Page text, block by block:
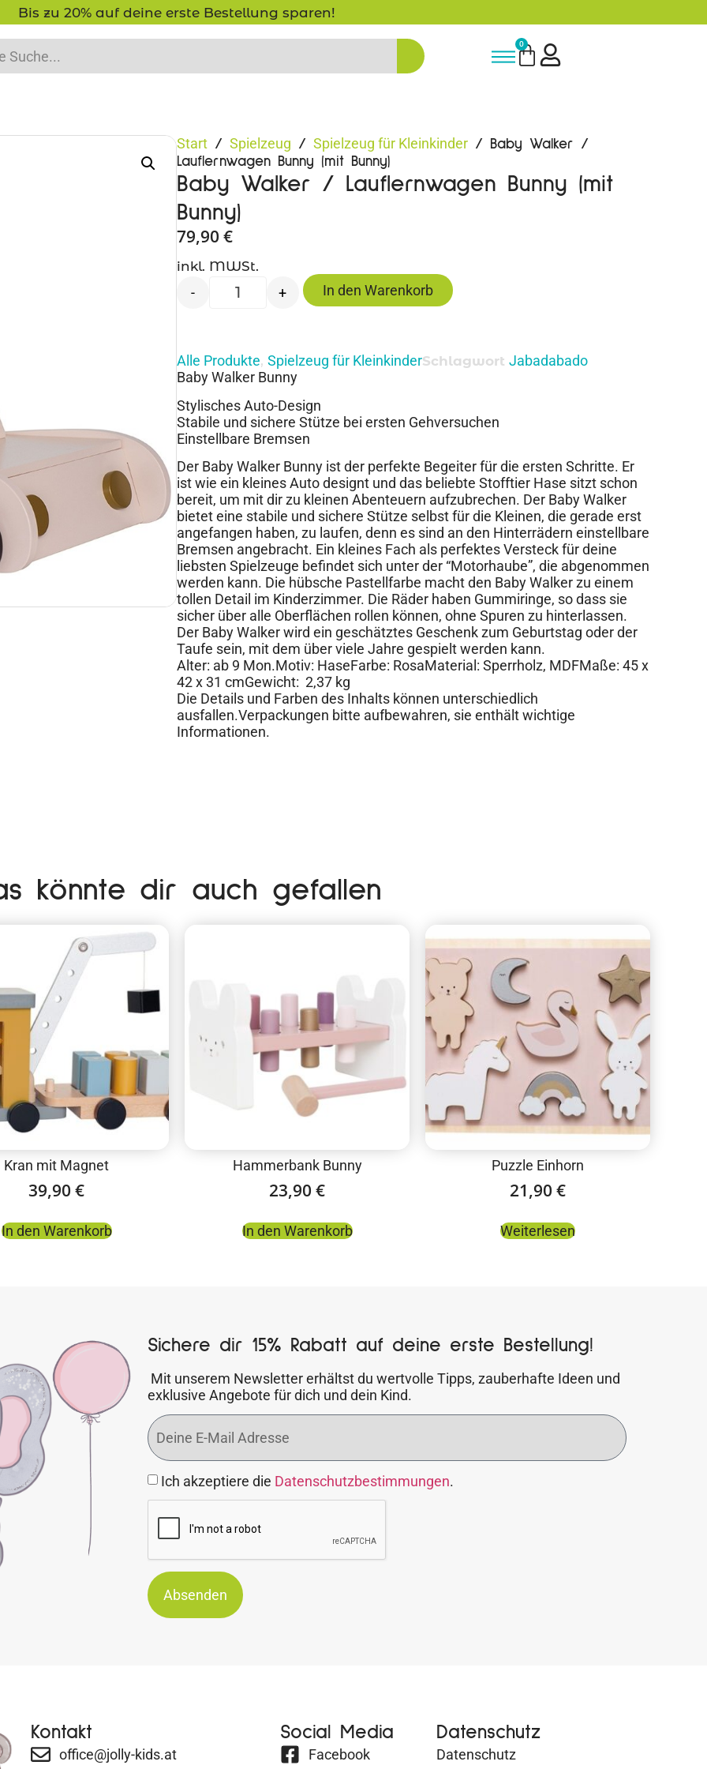
Bis zu 20% auf deine erste Bestellung sparen!
0
Start / Spielzeug / Spielzeug für Kleinkinder / Baby Walker /
Lauflernwagen Bunny (mit Bunny)
Baby Walker / Lauflernwagen Bunny (mit
Bunny)
79,90 €
inkl. MWSt.
- + In den Warenkorb
Alle Produkte, Spielzeug für KleinkinderSchlagwort Jabadabado
Baby Walker Bunny
Stylisches Auto-Design
Stabile und sichere Stütze bei ersten Gehversuchen
Einstellbare Bremsen
Der Baby Walker Bunny ist der perfekte Begeiter für die ersten Schritte. Er
ist wie ein kleines Auto designt und das beliebte Stofftier Hase sitzt schon
bereit, um mit dir zu kleinen Abenteuern aufzubrechen. Der Baby Walker
bietet eine stabile und sichere Stütze selbst für die Kleinen, die gerade erst
angefangen haben, zu laufen, denn es sind an den Hinterrädern einstellbare
Bremsen angebracht. Ein kleines Fach als perfektes Versteck für deine
liebsten Spielzeuge befindet sich unter der “Motorhaube”, die abgenommen
werden kann. Die hübsche Pastellfarbe macht den Baby Walker zu einem
tollen Detail im Kinderzimmer. Die Räder haben Gummiringe, so dass sie
sicher über alle Oberflächen rollen können, ohne Spuren zu hinterlassen.
Der Baby Walker wird ein geschätztes Geschenk zum Geburtstag oder der
Taufe sein, mit dem über viele Jahre gespielt werden kann.
Alter: ab 9 Mon.Motiv: HaseFarbe: RosaMaterial: Sperrholz, MDFMaße: 45 x
42 x 31 cmGewicht: 2,37 kg
Die Details und Farben des Inhalts können unterschiedlich
ausfallen.Verpackungen bitte aufbewahren, sie enthält wichtige
Informationen.
könnte dir auch gefallen
Kran mit Magnet
39,90 €
In den Warenkorb
Hammerbank Bunny
23,90 €
In den Warenkorb
Puzzle Einhorn
21,90 €
Weiterlesen
Sichere dir 15% Rabatt auf deine erste Bestellung!
Mit unserem Newsletter erhältst du wertvolle Tipps, zauberhafte Ideen und
exklusive Angebote für dich und dein Kind.
Ich akzeptiere die Datenschutzbestimmungen.
Absenden
Kontakt
office@jolly-kids.at
Social Media
Facebook
Datenschutz
Datenschutz